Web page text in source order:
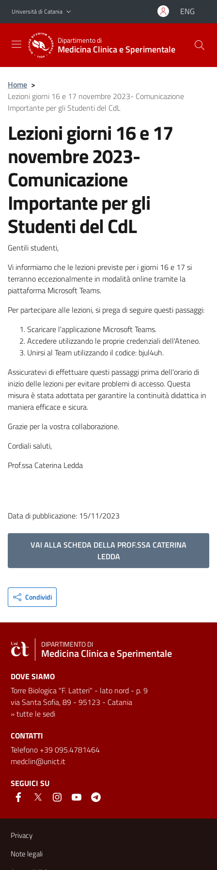
Vai al contenuto principale
Vai al menu di navigazione
Università di Catania ENG
Dipartimento di
Medicina Clinica e Sperimentale
Home >
Lezioni giorni 16 e 17 novembre 2023- Comunicazione
Importante per gli Studenti del CdL
Lezioni giorni 16 e 17
novembre 2023-
Comunicazione
Importante per gli
Studenti del CdL
Gentili studenti,
Vi informiamo che le lezioni previste per i giorni 16 e 17 si
terranno eccezionalmente in modalità online tramite la
piattaforma Microsoft Teams.
Per partecipare alle lezioni, si prega di seguire questi passaggi:
Scaricare l'applicazione Microsoft Teams.
Accedere utilizzando le proprie credenziali dell'Ateneo.
Unirsi al Team utilizzando il codice: bjul4uh.
Assicuratevi di effettuare questi passaggi prima dell'orario di
inizio delle lezioni per evitare problemi di accesso. Questa
misura è stata adottata per garantire la continuità didattica in
maniera efficace e sicura.
Grazie per la vostra collaborazione.
Cordiali saluti,
Prof.ssa Caterina Ledda
Data di pubblicazione: 15/11/2023
VAI ALLA SCHEDA DELLA PROF.SSA CATERINA
LEDDA
Condividi
DIPARTIMENTO DI
Medicina Clinica e Sperimentale
DOVE SIAMO
Torre Biologica "F. Latteri" - lato nord - p. 9
via Santa Sofia, 89 - 95123 - Catania
»tutte le sedi
CONTATTI
Telefono +39 095.4781464
medclin@unict.it
SEGUICI SU
Link e informazioni utili
Privacy
Note legali